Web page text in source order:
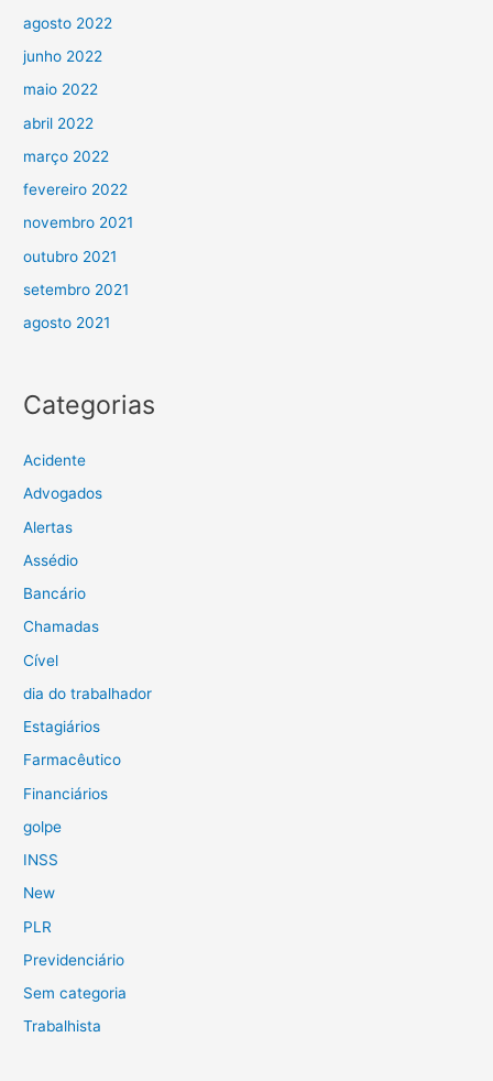
agosto 2022
junho 2022
maio 2022
abril 2022
março 2022
fevereiro 2022
novembro 2021
outubro 2021
setembro 2021
agosto 2021
Categorias
Acidente
Advogados
Alertas
Assédio
Bancário
Chamadas
Cível
dia do trabalhador
Estagiários
Farmacêutico
Financiários
golpe
INSS
New
PLR
Previdenciário
Sem categoria
Trabalhista